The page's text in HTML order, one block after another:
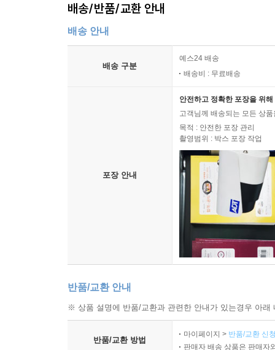
배송/반품/교환 안내
배송 안내
배송 구분
예스24 배송
배송비 : 무료배송
포장 안내
안전하고 정확한 포장을 위
고객님께 배송되는 모든 상
목적 : 안전한 포장 관리
촬영범위 : 박스 포장 작업
반품/교환 안내
※ 상품 설명에 반품/교환과 관련한 안내가 있는경우 아
반품/교환 방법
마이페이지 > 반품/교환 신
판매자 배송 상품은 판매자